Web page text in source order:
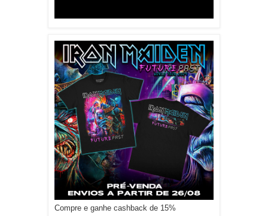
Compre e ganhe cashback de 15%